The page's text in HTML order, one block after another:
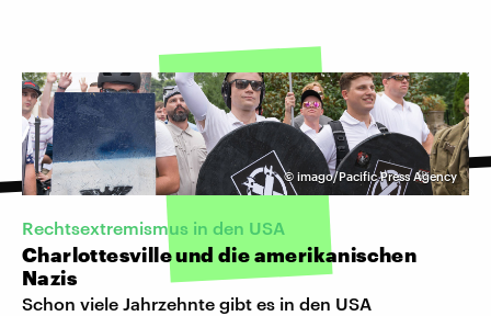
© imago/Pacific Press Agency
Rechtsextremismus in den USA
Charlottesville und die amerikanischen
Nazis
Schon viele Jahrzehnte gibt es in den USA